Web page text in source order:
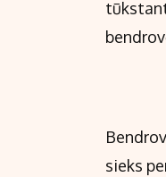
sieks